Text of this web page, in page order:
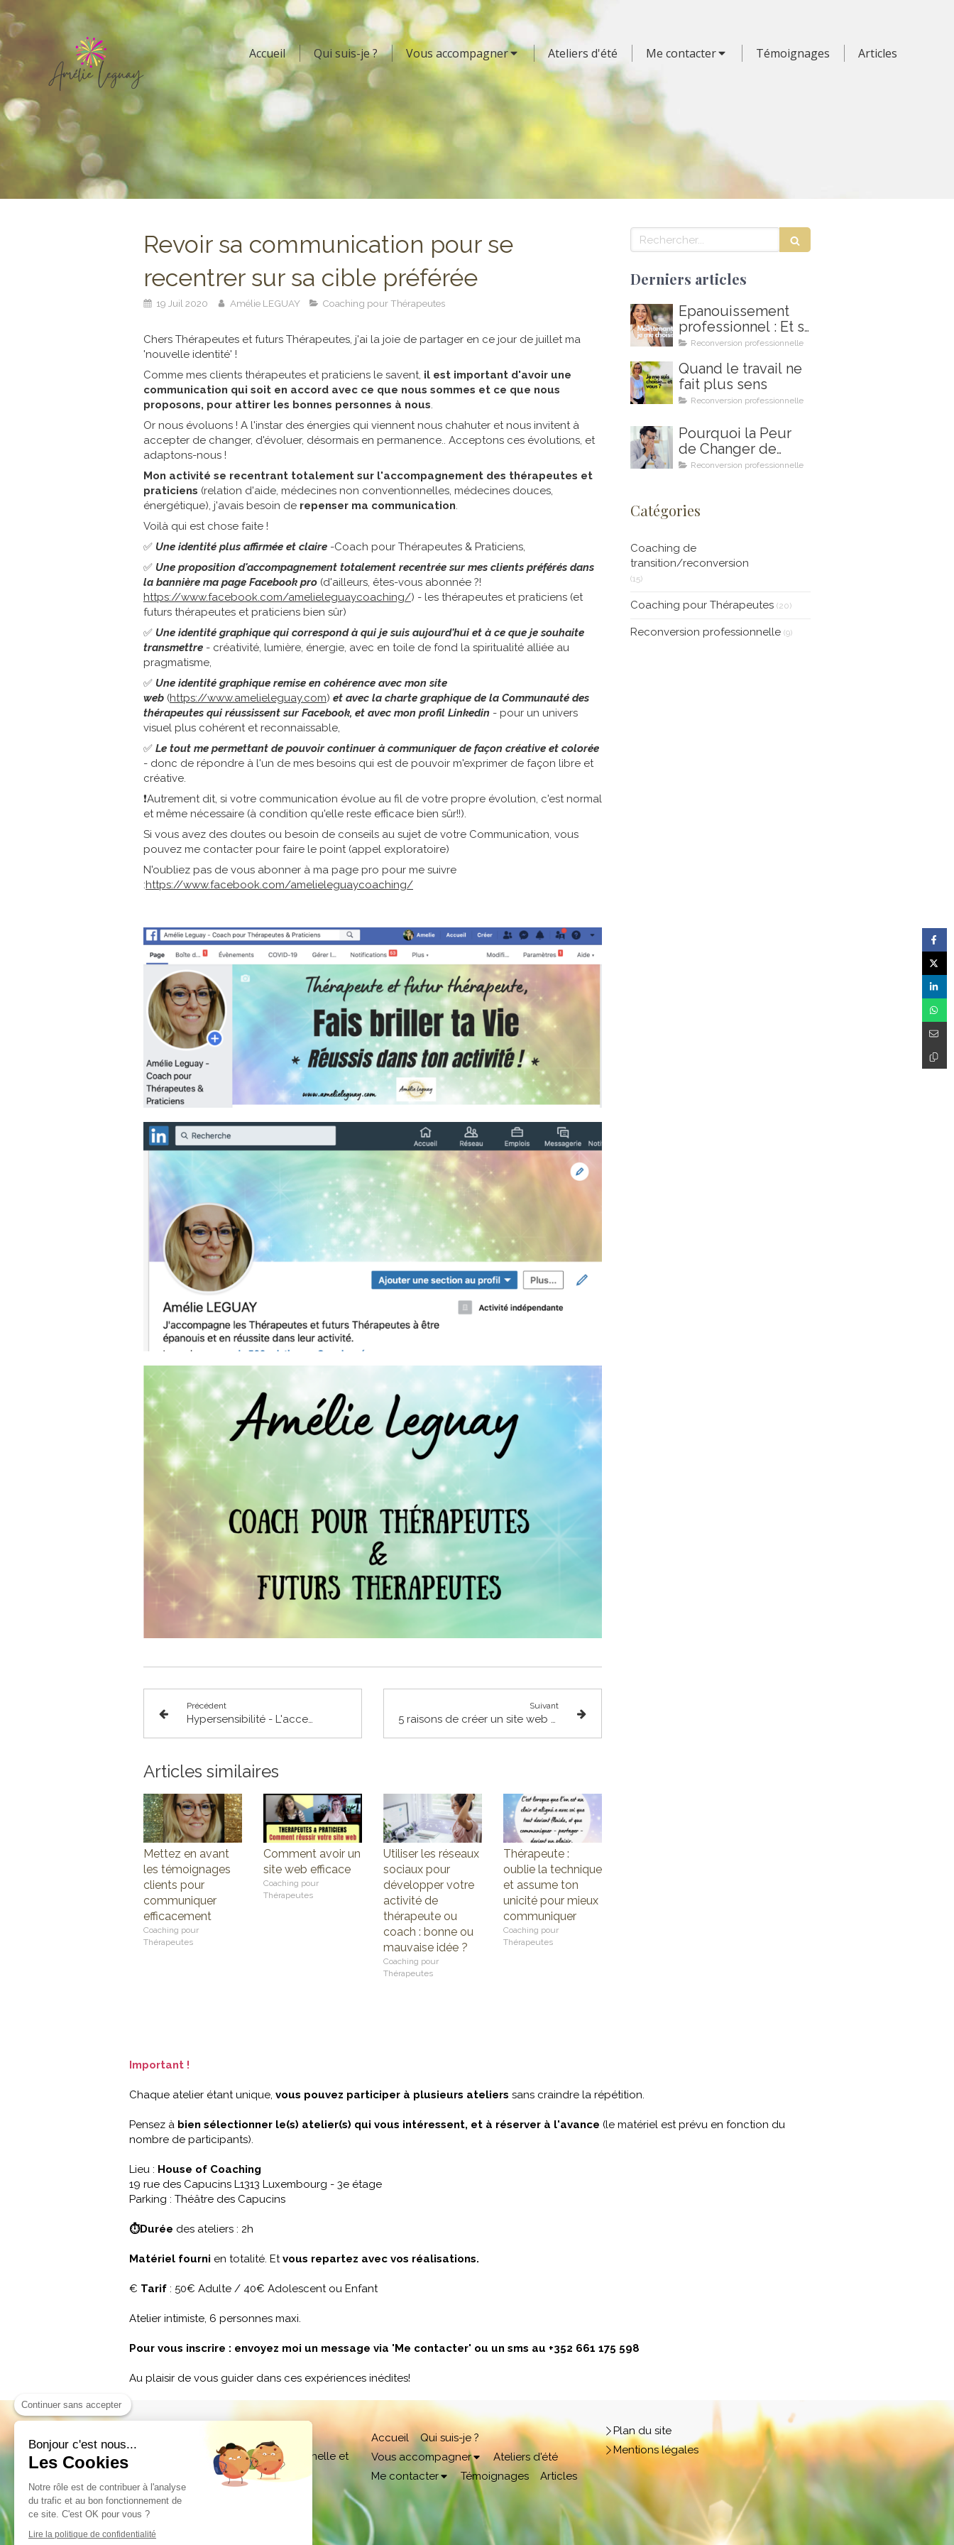
Accueil Qui suis-je ? Vous accompagner Ateliers d'été Me contacter Témoignages Articles
Revoir sa communication pour se
recentrer sur sa cible préférée
19 Juil 2020 Amélie LEGUAY Coaching pour Thérapeutes
Chers Thérapeutes et futurs Thérapeutes, j'ai la joie de partager en ce jour de juillet ma
'nouvelle identité' !
Comme mes clients thérapeutes et praticiens le savent, il est important d'avoir une
communication qui soit en accord avec ce que nous sommes et ce que nous
proposons, pour attirer les bonnes personnes à nous.
Or nous évoluons ! A l'instar des énergies qui viennent nous chahuter et nous invitent à
accepter de changer, d'évoluer, désormais en permanence.. Acceptons ces évolutions, et
adaptons-nous !
Mon activité se recentrant totalement sur l'accompagnement des thérapeutes et
praticiens (relation d'aide, médecines non conventionnelles, médecines douces,
énergétique), j'avais besoin de repenser ma communication.
Voilà qui est chose faite !
✅ Une identité plus affirmée et claire -Coach pour Thérapeutes & Praticiens,
✅ Une proposition d'accompagnement totalement recentrée sur mes clients préférés dans
la bannière ma page Facebook pro (d'ailleurs, êtes-vous abonnée ?!
https://www.facebook.com/amelieleguaycoaching/) - les thérapeutes et praticiens (et
futurs thérapeutes et praticiens bien sûr)
✅ Une identité graphique qui correspond à qui je suis aujourd'hui et à ce que je souhaite
transmettre - créativité, lumière, énergie, avec en toile de fond la spiritualité alliée au
pragmatisme,
✅ Une identité graphique remise en cohérence avec mon site
web (https://www.amelieleguay.com) et avec la charte graphique de la Communauté des
thérapeutes qui réussissent sur Facebook, et avec mon profil Linkedin - pour un univers
visuel plus cohérent et reconnaissable,
✅ Le tout me permettant de pouvoir continuer à communiquer de façon créative et colorée
- donc de répondre à l'un de mes besoins qui est de pouvoir m'exprimer de façon libre et
créative.
❗️Autrement dit, si votre communication évolue au fil de votre propre évolution, c'est normal
et même nécessaire (à condition qu'elle reste efficace bien sûr!!).
Si vous avez des doutes ou besoin de conseils au sujet de votre Communication, vous
pouvez me contacter pour faire le point (appel exploratoire)
N'oubliez pas de vous abonner à ma page pro pour me suivre
:https://www.facebook.com/amelieleguaycoaching/
Précédent
Hypersensibilité - L'accepter pour vivre mieux en tant qu'hypersensible (ou avec des personnes hypersensibles)
Suivant
5 raisons de créer un site web pour développer votre activité
Articles similaires
Mettez en avant
les témoignages
clients pour
communiquer
efficacement
Coaching pour
Thérapeutes
Comment avoir un
site web efficace
Coaching pour
Thérapeutes
Utiliser les réseaux
sociaux pour
développer votre
activité de
thérapeute ou
coach : bonne ou
mauvaise idée ?
Coaching pour
Thérapeutes
Thérapeute :
oublie la technique
et assume ton
unicité pour mieux
communiquer
Coaching pour
Thérapeutes
Rechercher
Derniers articles
Épanouissement
professionnel : Et si
2026 était votre
Reconversion professionnelle
Quand le travail ne
fait plus sens
Reconversion professionnelle
Pourquoi la Peur
de Changer de
Métier Peut
Reconversion
Comment le
Coaching en Ikigai
Reconversion professionnelle
Catégories
Coaching de
transition/reconversion
(15)
Coaching pour Thérapeutes (20)
Reconversion professionnelle (9)
Important !
Chaque atelier étant unique, vous pouvez participer à plusieurs ateliers sans craindre la répétition.
Pensez à bien sélectionner le(s) atelier(s) qui vous intéressent, et à réserver à l'avance (le matériel est prévu en fonction du
nombre de participants).
Lieu : House of Coaching
19 rue des Capucins L1313 Luxembourg - 3e étage
Parking : Théâtre des Capucins
⏱Durée des ateliers : 2h
Matériel fourni en totalité. Etvous repartez avec vos réalisations.
€ Tarif : 50€ Adulte / 40€ Adolescent ou Enfant
Atelier intimiste, 6 personnes maxi.
Pour vous inscrire : envoyez moi un message via 'Me contacter' ou un sms au +352 661 175 598
Au plaisir de vous guider dans ces expériences inédites!
Coach en Reconversion professionnelle et
Développement personnel
Accueil
Qui suis-je ?
Vous accompagner
Ateliers d'été
Me contacter
Témoignages Articles
Plan du site
Mentions légales
Continuer sans accepter
Bonjour c'est nous...
Les Cookies
Notre rôle est de contribuer à l'analyse
du trafic et au bon fonctionnement de
ce site. C'est OK pour vous ?
Lire la politique de confidentialité